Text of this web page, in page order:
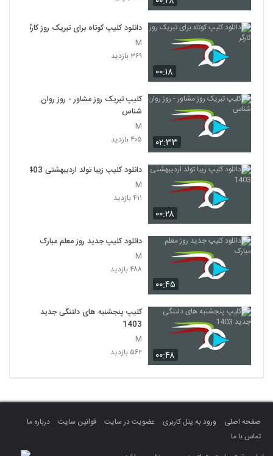
۰۰:۱۸
دانلود کلیپ کوتاه برای تبریک روز کارگر
M
۳۶۹ بازدید
۰۲:۳۳
کلیپ تبریک روز مشاور - روز روان
شناس
M
۴۰۵ بازدید
۰۰:۲۸
دانلود کلیپ زیبا تولد اردیبهشتی 1403
M
۴۱۱ بازدید
۰۰:۴۵
دانلود کلیپ جدید روز معلم مبارک
M
۴۸۸ بازدید
۰۰:۴۸
کلیپ پنجشنبه های دلتنگی جدید
1403
M
۵۶۲ بازدید
صفحه اصلی ورود به پنل کاربری عضویت در سایت قوانین سایت
درباره ما
تماس با ما